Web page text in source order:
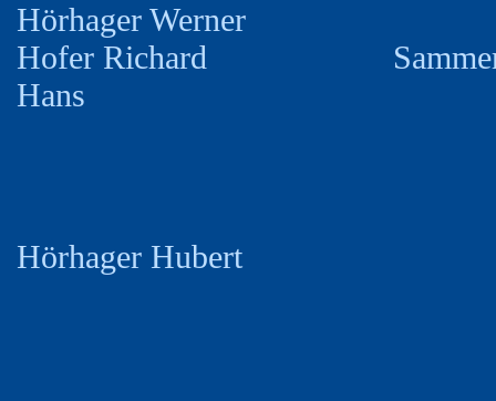
Hörhager Werner
Hofer Richard
Hans
Hörhager Hubert